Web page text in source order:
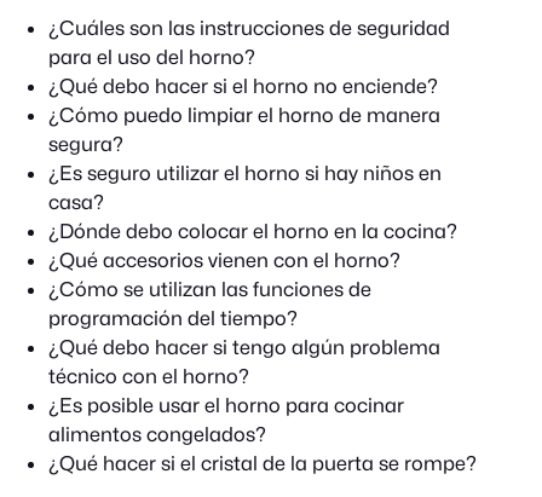
¿Cuáles son las instrucciones de seguridad
para el uso del horno?
¿Qué debo hacer si el horno no enciende?
¿Cómo puedo limpiar el horno de manera
segura?
¿Es seguro utilizar el horno si hay niños en
casa?
¿Dónde debo colocar el horno en la cocina?
¿Qué accesorios vienen con el horno?
¿Cómo se utilizan las funciones de
programación del tiempo?
¿Qué debo hacer si tengo algún problema
técnico con el horno?
¿Es posible usar el horno para cocinar
alimentos congelados?
¿Qué hacer si el cristal de la puerta se rompe?